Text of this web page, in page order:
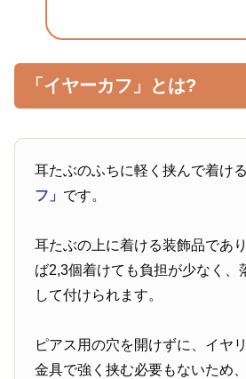
「イヤーカフ」とは?
耳たぶのふちに軽く挟んで着け
フ」 です。
耳たぶの上に着ける装飾品であ
ば2,3個着けても負担が少なく、
して付けられます。
ピアス用の穴を開けずに、イヤ
金具で強く挟む必要もないため